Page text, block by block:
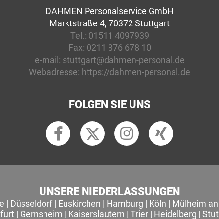
DAHMEN Personalservice GmbH
Marktstraße 4, 70372 Stuttgart
Tel.: 01511 4097939
Fax: 0211 876 678 10
e-mail: stuttgart@dahmen-personal.de
Webadresse: https://dahmen-personal.de
FOLGEN SIE UNS
UNSERE NIEDERLASSUNGEN
| Düsseldorf| Euskirchen | Hamburg | Köln | Mülheim
| Gernsheim | Kaiserslautern | Trier| Heidelberg |